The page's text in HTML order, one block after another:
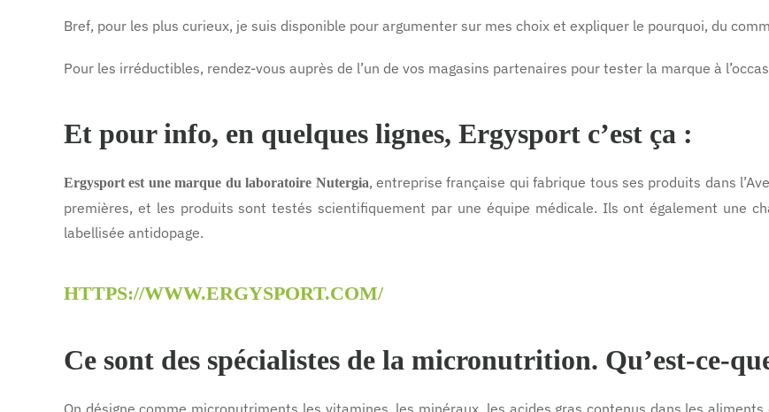
Bref, pour les plus curieux, je suis disponible pour argumenter sur mes choix et expliquer le pourquoi, du
Pour les irréductibles, rendez-vous auprès de l’un de vos magasins partenaires pour tester la marque à
Et pour info, en quelques lignes, Ergysport c’est ça :
Ergysport est une marque du laboratoire Nutergia, entreprise française qui fabrique tous ses produits dans
premières, et les produits sont testés scientifiquement par une équipe médicale. Ils ont également une
labellisée antidopage.
HTTPS://WWW.ERGYSPORT.COM/
Ce sont des spécialistes de la micronutrition. Qu’est-ce-
On désigne comme micronutriments les vitamines, les minéraux, les acides gras contenus dans les